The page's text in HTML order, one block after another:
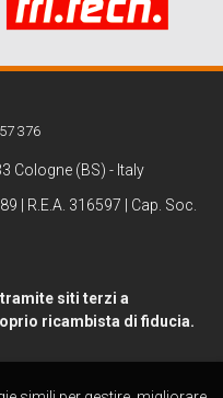
376
Cologne (BS) - Italy
| R.E.A. 316597 | Cap. Soc.
siti terzi a
ricambista di fiducia.